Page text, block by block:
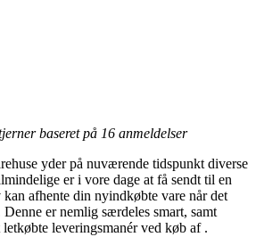
baseret på 16 anmeldelser
yder på nuværende tidspunkt diverse
er i vore dage at få sendt til en
afhente din nyindkøbte vare når det
er nemlig særdeles smart, samt
leveringsmanér ved køb af .